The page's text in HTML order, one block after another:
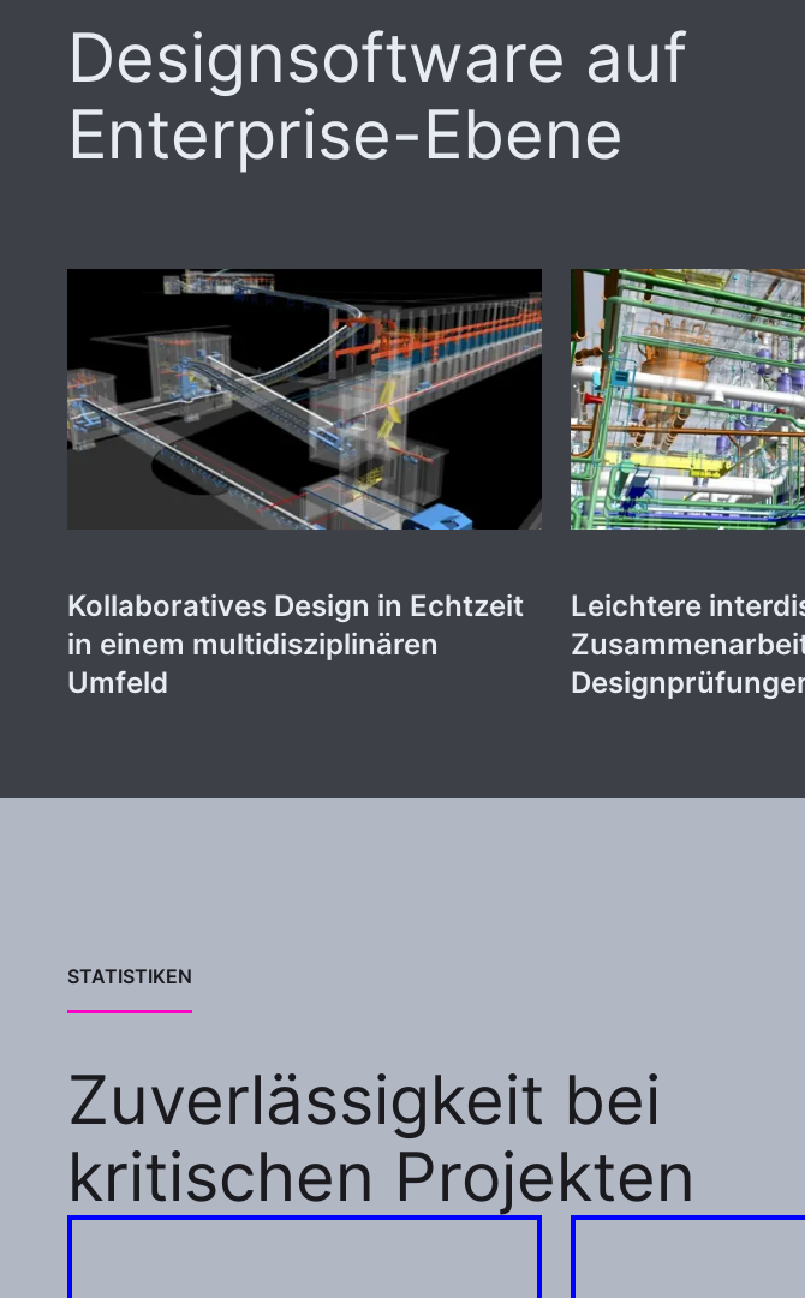
Designsoftware auf
Enterprise-Ebene
Kollaboratives Design in Echtzeit
in einem multidisziplinären
Umfeld
Leichtere
STATISTIKEN
Zuverlässigkeit bei
kritischen Projekten